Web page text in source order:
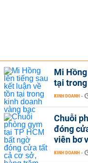
Mi
tại
KINH DOANH -
Chuỗi
đóng
viên bơ
KINH DOANH -